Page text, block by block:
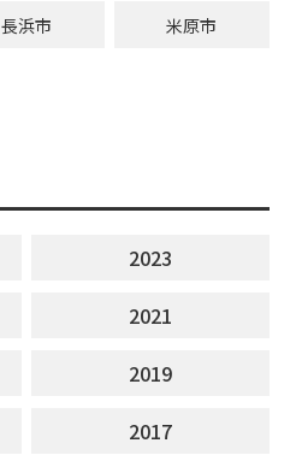
長浜市 米原市
2023
2021
2019
2017